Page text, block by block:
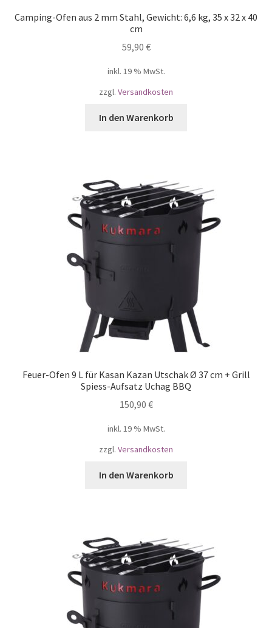
Camping-Ofen aus 2 mm Stahl, Gewicht: 6,6 kg, 35 x 32 x 40
cm
59,90 €
inkl. 19 % MwSt.
zzgl. Versandkosten
In den Warenkorb
Feuer-Ofen 9 L für Kasan Kazan Utschak Ø 37 cm + Grill
Spiess-Aufsatz Uchag BBQ
150,90 €
inkl. 19 % MwSt.
zzgl. Versandkosten
In den Warenkorb